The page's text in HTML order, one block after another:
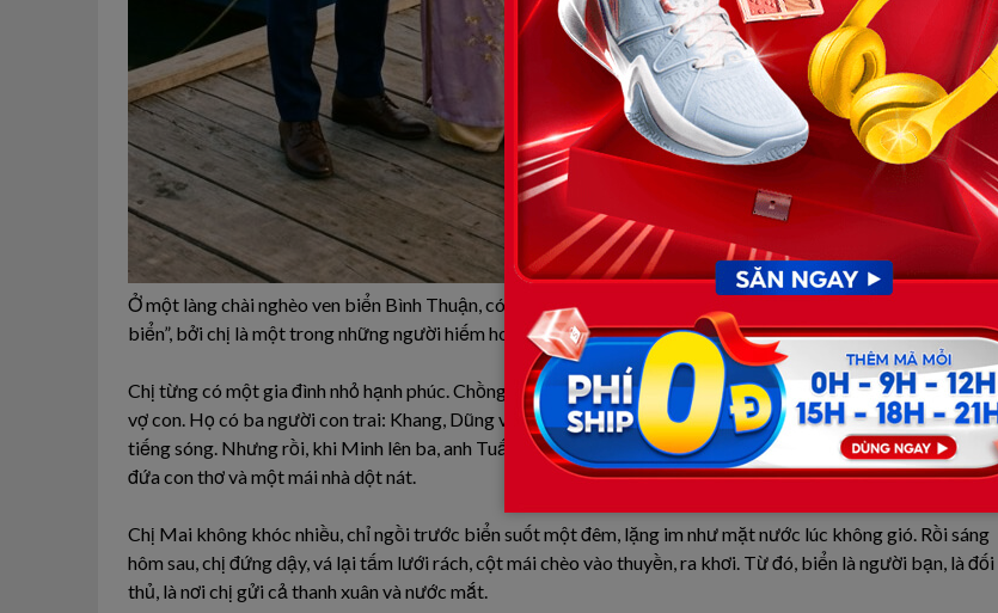
Ở một làng chài nghèo ven biển Bình Thuận, có một người phụ nữ tên Mai. Người ta gọi chị là “chị Mai của
biển”, bởi chị là một trong những người hiếm hoi có thể chèo thuyền một mình ra khơi từ lúc còn rất trẻ.
Chị từng có một gia đình nhỏ hạnh phúc. Chồng chị – anh Tuấn – là tay lưới giỏi trong vùng, yêu biển và yêu
vợ con. Họ có ba người con trai: Khang, Dũng và Minh. Những tưởng cuộc đời cứ thế trôi qua êm đềm trong
tiếng sóng. Nhưng rồi, khi Minh lên ba, anh Tuấn bỏ đi theo một cô gái trẻ làm du lịch, bỏ lại chị Mai với ba
đứa con thơ và một mái nhà dột nát.
Chị Mai không khóc nhiều, chỉ ngồi trước biển suốt một đêm, lặng im như mặt nước lúc không gió. Rồi sáng
hôm sau, chị đứng dậy, vá lại tấm lưới rách, cột mái chèo vào thuyền, ra khơi. Từ đó, biển là người bạn, là đối
thủ, là nơi chị gửi cả thanh xuân và nước mắt.